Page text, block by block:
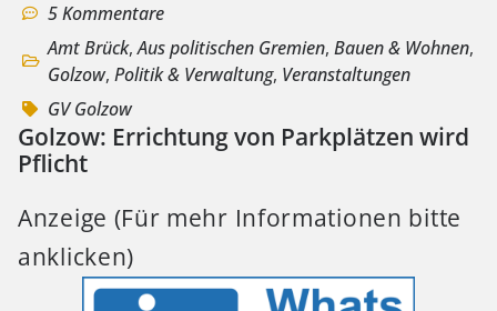
5 Kommentare
Amt Brück,Aus politischen Gremien, Bauen & Wohnen,
Golzow, Politik & Verwaltung, Veranstaltungen
GV Golzow
Golzow: Errichtung von Parkplätzen wird
Pflicht
Anzeige (Für mehr Informationen bitte
anklicken)